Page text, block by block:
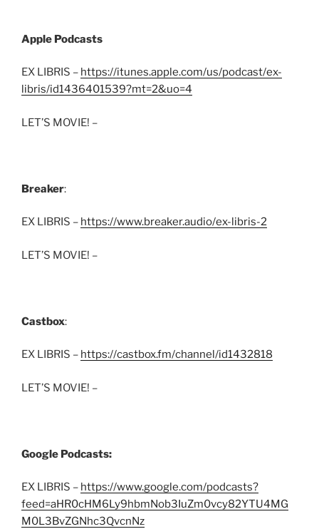
Apple Podcasts
EX LIBRIS – https://itunes.apple.com/us/podcast/ex-
libris/id1436401539?mt=2&uo=4
LET’S MOVIE! –
Breaker:
EX LIBRIS – https://www.breaker.audio/ex-libris-2
LET’S MOVIE! –
Castbox:
EX LIBRIS – https://castbox.fm/channel/id1432818
LET’S MOVIE! –
Google Podcasts:
EX LIBRIS – https://www.google.com/podcasts?
feed=aHR0cHM6Ly9hbmNob3IuZm0vcy82YTU4MG
M0L3BvZGNhc3QvcnNz